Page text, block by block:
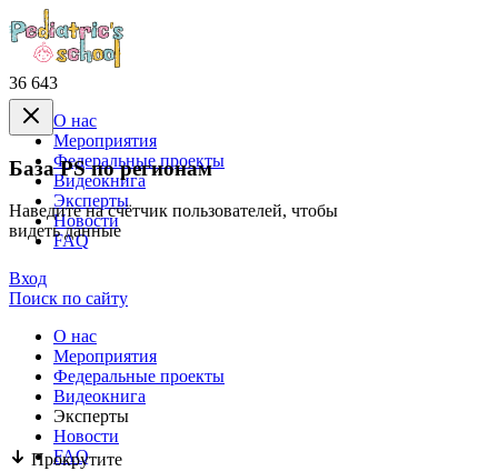
36 643
База PS по регионам
Наведите на счётчик пользователей, чтобы
видеть данные
Прокрутите
О нас
Mероприятия
Федеральные проекты
Видеокнига
Эксперты
Новости
FAQ
Вход
Поиск по сайту
О нас
Mероприятия
Федеральные проекты
Видеокнига
Эксперты
Новости
FAQ